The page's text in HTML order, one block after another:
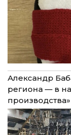
Александр
региона — в
производства»